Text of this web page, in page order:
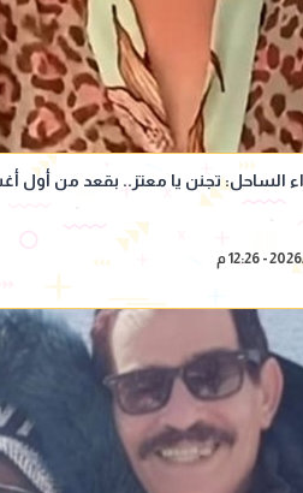
الساحل: تجنن يا معتز.. بقعد من أول